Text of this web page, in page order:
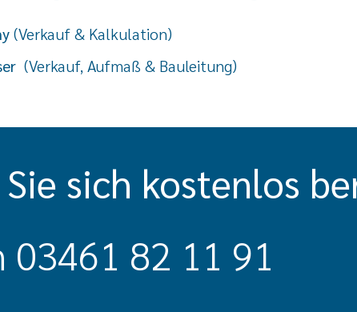
(Verkauf & Kalkulation)
(Verkauf, Aufmaß & Bauleitung)
Sie sich kostenlos
03461 82 11 91